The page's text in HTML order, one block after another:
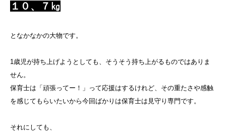
１０、７㎏
となかなかの大物です。
1歳児が持ち上げようとしても、そうそう持ち上がるものではありま
せん。
保育士は「頑張ってー！」って応援はするけれど、その重たさや感触
を感じてもらいたいから今回ばかりは保育士は見守り専門です。
それにしても、